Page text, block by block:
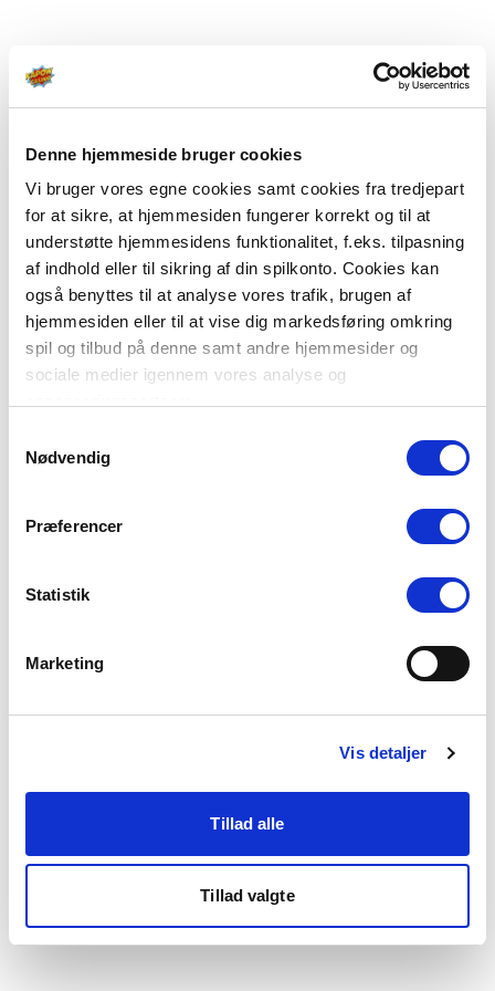
Denne hjemmeside bruger cookies
Vi bruger vores egne cookies samt cookies fra tredjepart
for at sikre, at hjemmesiden fungerer korrekt og til at
understøtte hjemmesidens funktionalitet, f.eks. tilpasning
af indhold eller til sikring af din spilkonto. Cookies kan
også benyttes til at analyse vores trafik, brugen af
hjemmesiden eller til at vise dig markedsføring omkring
spil og tilbud på denne samt andre hjemmesider og
sociale medier igennem vores analyse og
Du kan læse mere om vores brug af cookies under
"Detaljer" eller ved at klikke videre til vores Cookiepolitik,
Nødvendig
Præferencer
Statistik
Marketing
Vis detaljer
Tillad alle
Tillad valgte